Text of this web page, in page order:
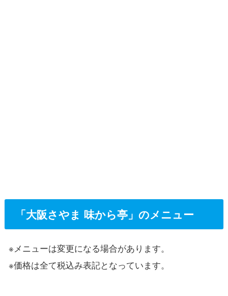
「大阪さやま 味から亭」のメニュー
※メニューは変更になる場合があります。
※価格は全て税込み表記となっています。